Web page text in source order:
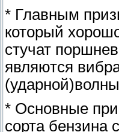
* Главным
который
стучат
являются
* Основные
сорта бензина